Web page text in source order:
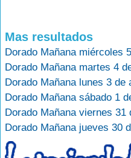
Mas resultados
Dorado Mañana miércoles
Dorado Mañana martes 4
Dorado Mañana lunes 3 de
Dorado Mañana sábado 1
Dorado Mañana viernes 31
Dorado Mañana jueves 30